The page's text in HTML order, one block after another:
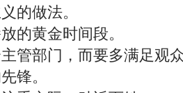
的做法。
黄金时间段。
部门，而要多满足观
锋。